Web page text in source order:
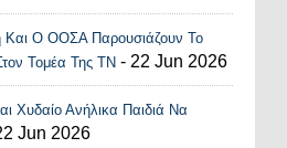
Και Ο ΟΟΣΑ Παρουσιάζουν Το
Τομέα Της ΤΝ - 22 Jun 2026
Χυδαίο Ανήλικα Παιδιά Να
Jun 2026